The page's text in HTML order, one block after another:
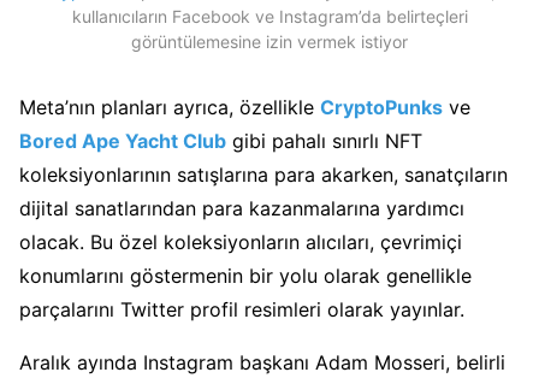
kullanıcıların Facebook ve Instagram’da belirteçleri
görüntülemesine izin vermek istiyor
Meta’nın planları ayrıca, özellikle CryptoPunks ve
Bored Ape Yacht Club gibi pahalı sınırlı NFT
koleksiyonlarının satışlarına para akarken, sanatçıların
dijital sanatlarından para kazanmalarına yardımcı
olacak. Bu özel koleksiyonların alıcıları, çevrimiçi
konumlarını göstermenin bir yolu olarak genellikle
parçalarını Twitter profil resimleri olarak yayınlar.
Aralık ayında Instagram başkanı Adam Mosseri, belirli